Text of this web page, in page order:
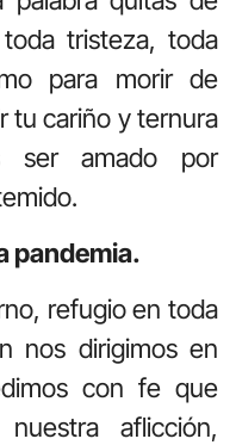
tristeza, toda
para morir de
tu cariño y ternura
ser amado por
pandemia.
refugio en toda
nos dirigimos en
con fe que
nuestra aflicción,